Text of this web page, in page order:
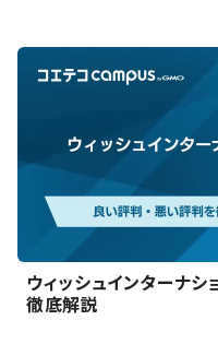
ウィッシュインターナ
徹底解説